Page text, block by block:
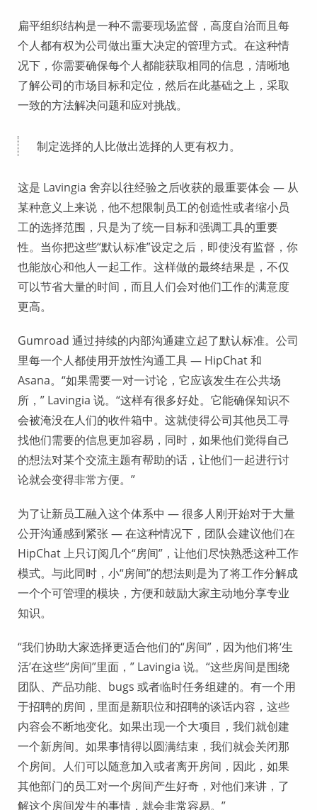
扁平组织结构是一种不需要现场监督，高度自治而且每
个人都有权为公司做出重大决定的管理方式。在这种情
况下，你需要确保每个人都能获取相同的信息，清晰地
了解公司的市场目标和定位，然后在此基础之上，采取
一致的方法解决问题和应对挑战。
制定选择的人比做出选择的人更有权力。
这是 Lavingia 舍弃以往经验之后收获的最重要体会 — 从
某种意义上来说，他不想限制员工的创造性或者缩小员
工的选择范围，只是为了统一目标和强调工具的重要
性。当你把这些“默认标准”设定之后，即使没有监督，你
也能放心和他人一起工作。这样做的最终结果是，不仅
可以节省大量的时间，而且人们会对他们工作的满意度
更高。
Gumroad 通过持续的内部沟通建立起了默认标准。公司
里每一个人都使用开放性沟通工具 — HipChat 和
Asana。“如果需要一对一讨论，它应该发生在公共场
所，” Lavingia 说。“这样有很多好处。它能确保知识不
会被淹没在人们的收件箱中。这就使得公司其他员工寻
找他们需要的信息更加容易，同时，如果他们觉得自己
的想法对某个交流主题有帮助的话，让他们一起进行讨
论就会变得非常方便。”
为了让新员工融入这个体系中 — 很多人刚开始对于大量
公开沟通感到紧张 — 在这种情况下，团队会建议他们在
HipChat 上只订阅几个“房间”，让他们尽快熟悉这种工作
模式。与此同时，小“房间”的想法则是为了将工作分解成
一个个可管理的模块，方便和鼓励大家主动地分享专业
知识。
“我们协助大家选择更适合他们的“房间”，因为他们将‘生
活’在这些“房间”里面，” Lavingia 说。“这些房间是围绕
团队、产品功能、bugs 或者临时任务组建的。有一个用
于招聘的房间，里面是新职位和招聘的谈话内容，这些
内容会不断地变化。如果出现一个大项目，我们就创建
一个新房间。如果事情得以圆满结束，我们就会关闭那
个房间。人们可以随意加入或者离开房间，因此，如果
其他部门的员工对一个房间产生好奇，对他们来讲，了
解这个房间发生的事情，就会非常容易。”